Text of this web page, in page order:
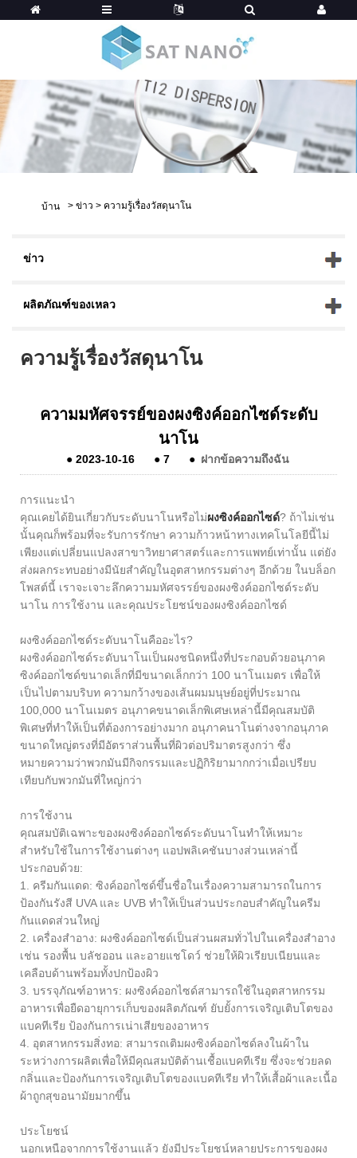
บ้าน > ข่าว > ความรู้เรื่องวัสดุนาโน
ข่าว
ผลิตภัณฑ์ของเหลว
ความรู้เรื่องวัสดุนาโน
ความมหัศจรรย์ของผงซิงค์ออกไซด์ระดับ
นาโน
● 2023-10-16 ● 7 ● ฝากข้อความถึงฉัน
การแนะนำ
คุณเคยได้ยินเกี่ยวกับระดับนาโนหรือไม่ผงซิงค์ออกไซด์? ถ้าไม่เช่น
นั้นคุณก็พร้อมที่จะรับการรักษา ความก้าวหน้าทางเทคโนโลยีนี้ไม่
เพียงแต่เปลี่ยนแปลงสาขาวิทยาศาสตร์และการแพทย์เท่านั้น แต่ยัง
ส่งผลกระทบอย่างมีนัยสำคัญในอุตสาหกรรมต่างๆ อีกด้วย ในบล็อก
โพสต์นี้ เราจะเจาะลึกความมหัศจรรย์ของผงซิงค์ออกไซด์ระดับ
นาโน การใช้งาน และคุณประโยชน์ของผงซิงค์ออกไซด์
ผงซิงค์ออกไซด์ระดับนาโนคืออะไร?
ผงซิงค์ออกไซด์ระดับนาโนเป็นผงชนิดหนึ่งที่ประกอบด้วยอนุภาค
ซิงค์ออกไซด์ขนาดเล็กที่มีขนาดเล็กกว่า 100 นาโนเมตร เพื่อให้
เป็นไปตามบริบท ความกว้างของเส้นผมมนุษย์อยู่ที่ประมาณ
100,000 นาโนเมตร อนุภาคขนาดเล็กพิเศษเหล่านี้มีคุณสมบัติ
พิเศษที่ทำให้เป็นที่ต้องการอย่างมาก อนุภาคนาโนต่างจากอนุภาค
ขนาดใหญ่ตรงที่มีอัตราส่วนพื้นที่ผิวต่อปริมาตรสูงกว่า ซึ่ง
หมายความว่าพวกมันมีกิจกรรมและปฏิกิริยามากกว่าเมื่อเปรียบ
เทียบกับพวกมันที่ใหญ่กว่า
การใช้งาน
คุณสมบัติเฉพาะของผงซิงค์ออกไซด์ระดับนาโนทำให้เหมาะ
สำหรับใช้ในการใช้งานต่างๆ แอปพลิเคชันบางส่วนเหล่านี้
ประกอบด้วย:
1. ครีมกันแดด: ซิงค์ออกไซด์ขึ้นชื่อในเรื่องความสามารถในการ
ป้องกันรังสี UVA และ UVB ทำให้เป็นส่วนประกอบสำคัญในครีม
กันแดดส่วนใหญ่
2. เครื่องสำอาง: ผงซิงค์ออกไซด์เป็นส่วนผสมทั่วไปในเครื่องสำอาง
เช่น รองพื้น บลัชออน และอายแชโดว์ ช่วยให้ผิวเรียบเนียนและ
เคลือบด้านพร้อมทั้งปกป้องผิว
3. บรรจุภัณฑ์อาหาร: ผงซิงค์ออกไซด์สามารถใช้ในอุตสาหกรรม
อาหารเพื่อยืดอายุการเก็บของผลิตภัณฑ์ ยับยั้งการเจริญเติบโตของ
แบคทีเรีย ป้องกันการเน่าเสียของอาหาร
4. อุตสาหกรรมสิ่งทอ: สามารถเติมผงซิงค์ออกไซด์ลงในผ้าใน
ระหว่างการผลิตเพื่อให้มีคุณสมบัติต้านเชื้อแบคทีเรีย ซึ่งจะช่วยลด
กลิ่นและป้องกันการเจริญเติบโตของแบคทีเรีย ทำให้เสื้อผ้าและเนื้อ
ผ้าถูกสุขอนามัยมากขึ้น
ประโยชน์
นอกเหนือจากการใช้งานแล้ว ยังมีประโยชน์หลายประการของผง